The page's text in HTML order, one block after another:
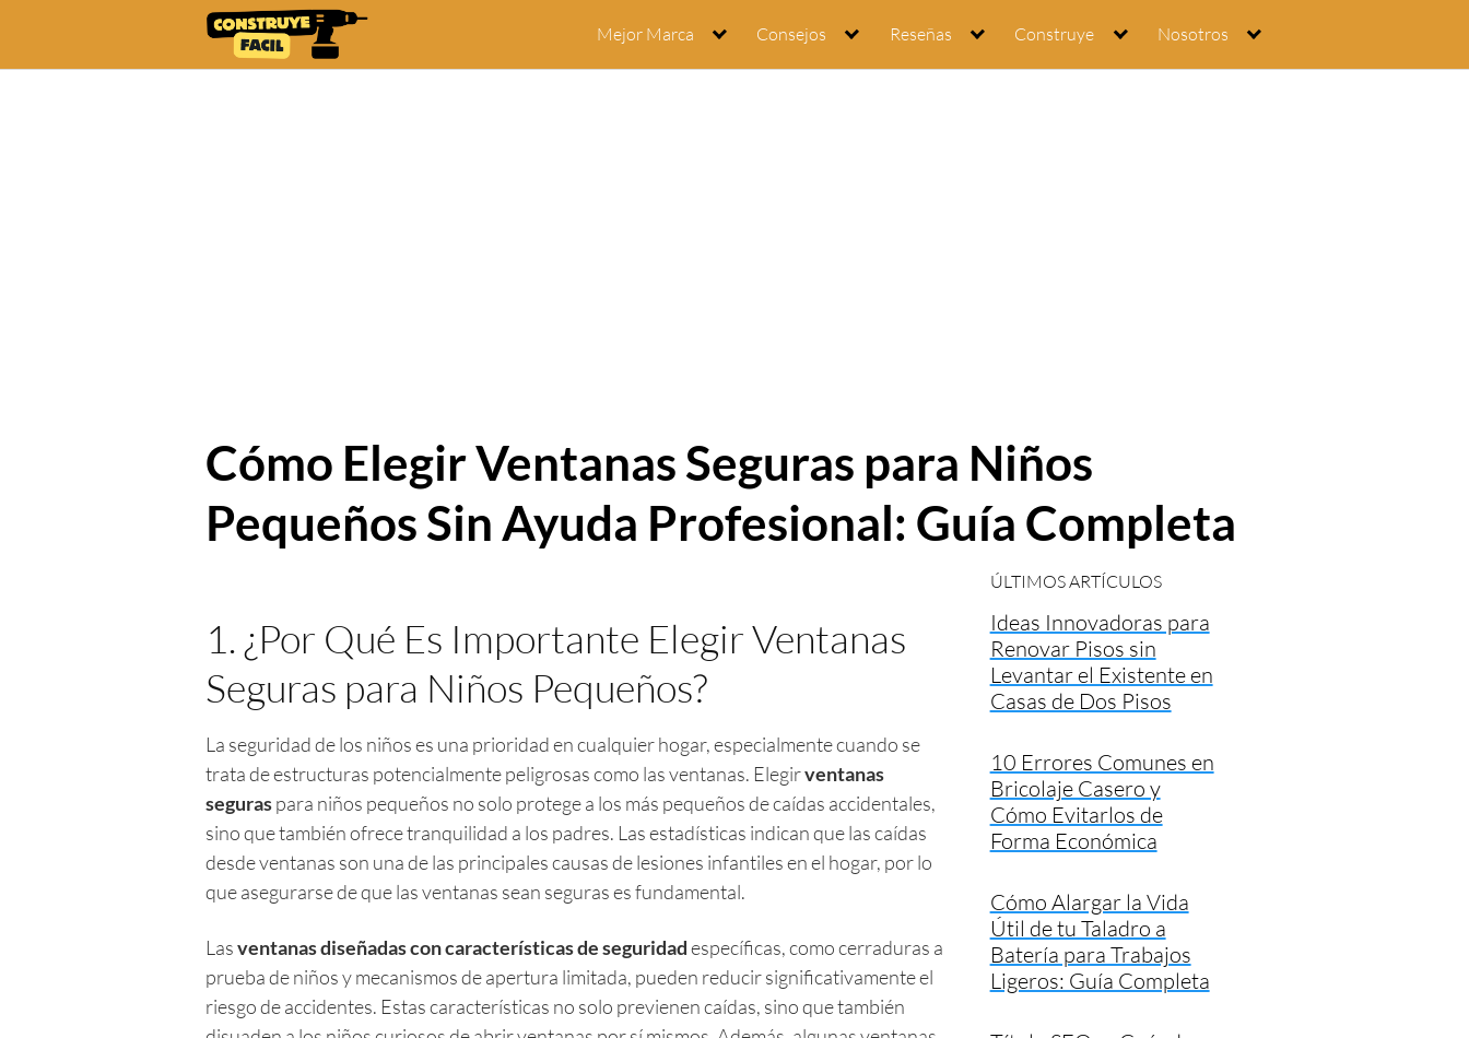
content
Mejor Marca Consejos Reseñas Construye Nosotros
Cómo Elegir Ventanas Seguras para Niños
Pequeños Sin Ayuda Profesional: Guía Completa
1. ¿Por Qué Es Importante Elegir Ventanas
Seguras para Niños Pequeños?
La seguridad de los niños es una prioridad en cualquier hogar, especialmente cuando se
trata de estructuras potencialmente peligrosas como las ventanas. Elegirventanas
seguraspara niños pequeños no solo protege a los más pequeños de caídas accidentales,
sino que también ofrece tranquilidad a los padres. Las estadísticas indican que las caídas
desde ventanas son una de las principales causas de lesiones infantiles en el hogar, por lo
que asegurarse de que las ventanas sean seguras es fundamental.
Lasventanas diseñadas con características de seguridadespecíficas, como cerraduras a
prueba de niños y mecanismos de apertura limitada, pueden reducir significativamente el
riesgo de accidentes. Estas características no solo previenen caídas, sino que también
ÚLTIMOS ARTÍCULOS
Ideas Innovadoras para
Renovar Pisos sin
Levantar el Existente en
Casas de Dos Pisos
10 Errores Comunes en
Bricolaje Casero y
Cómo Evitarlos de
Forma Económica
Cómo Alargar la Vida
Útil de tu Taladro a
Batería para Trabajos
Ligeros: Guía Completa